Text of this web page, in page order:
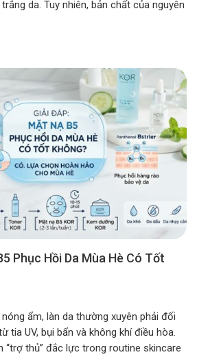
da. Tuy nhiên, bản chất của nguyên
dụng….
Phục Hồi Da Mùa Hè Có Tốt
ẩm, làn da thường xuyên phải đối
tia UV, bụi bẩn và không khí điều hòa.
“trợ thủ” đắc lực trong routine skincare